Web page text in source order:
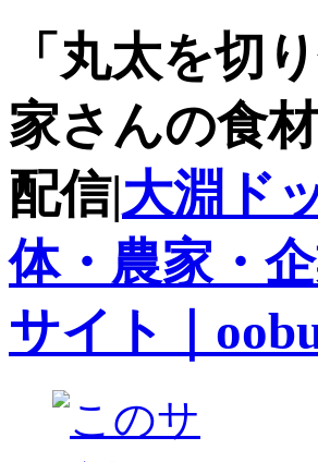
「丸太を切
家さんの食
配信|大淵ド
体・農家・
サイト｜